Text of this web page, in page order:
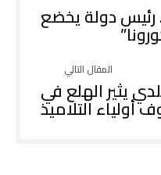
دولة يخضع
يثير الهلع في
أولياء التلاميذ